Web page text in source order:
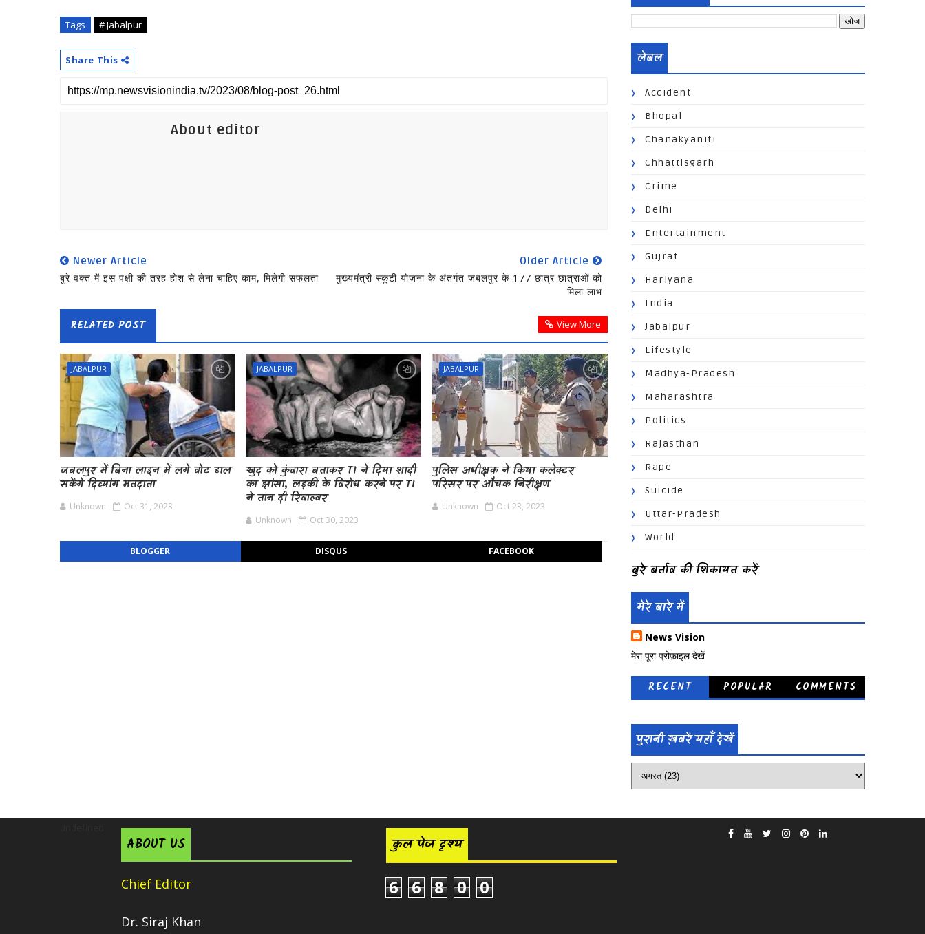
Tags # Jabalpur
Share This
About editor
Newer Article
बुरे वक्त में इस पक्षी की तरह होश से लेना चाहिए काम, मिलेगी सफलता
Older Article
मुख्यमंत्री स्कूटी योजना के अंतर्गत जबलपुर के 177 छात्र छात्राओं को
मिला लाभ
RELATED POST View More
JABALPUR
जबलपुर में बिना लाइन में लगे वोट डाल
सकेंगे दिव्यांग मतदाता
Unknown Oct 31, 2023
JABALPUR
खुद को कुंवारा बताकर TI ने दिया शादी
का झांसा, लड़की के विरोध करने पर TI
ने तान दी रिवाल्वर
Unknown Oct 30, 2023
JABALPUR
पुलिस अधीक्षक ने किया कलेक्टर
परिसर पर औचक निरीक्षण
Unknown Oct 23, 2023
BLOGGER DISQUS FACEBOOK
लेबल
Accident
Bhopal
Chanakyaniti
Chhattisgarh
Crime
Delhi
Entertainment
Gujrat
Hariyana
India
Jabalpur
Lifestyle
Madhya-Pradesh
Maharashtra
Politics
Rajasthan
Rape
Suicide
Uttar-Pradesh
World
बुरे बर्ताव की शिकायत करें
मेरे बारे में
News Vision
मेरा पूरा प्रोफ़ाइल देखें
RECENT POPULAR COMMENTS
पुरानी ख़बरें यहाँ देखें
ABOUT US
Chief Editor
Dr. Siraj Khan
कुल पेज दृश्य
6 6 8 0 0